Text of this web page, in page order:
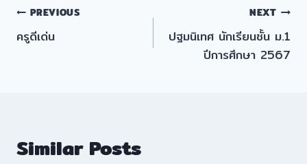
แนะแนว
เรื่อง
PREVIOUS
ครูดีเด่น
NEXT
ปฐมนิเทศ นักเรียนชั้น ม.1
ปีการศึกษา 2567
Similar Posts